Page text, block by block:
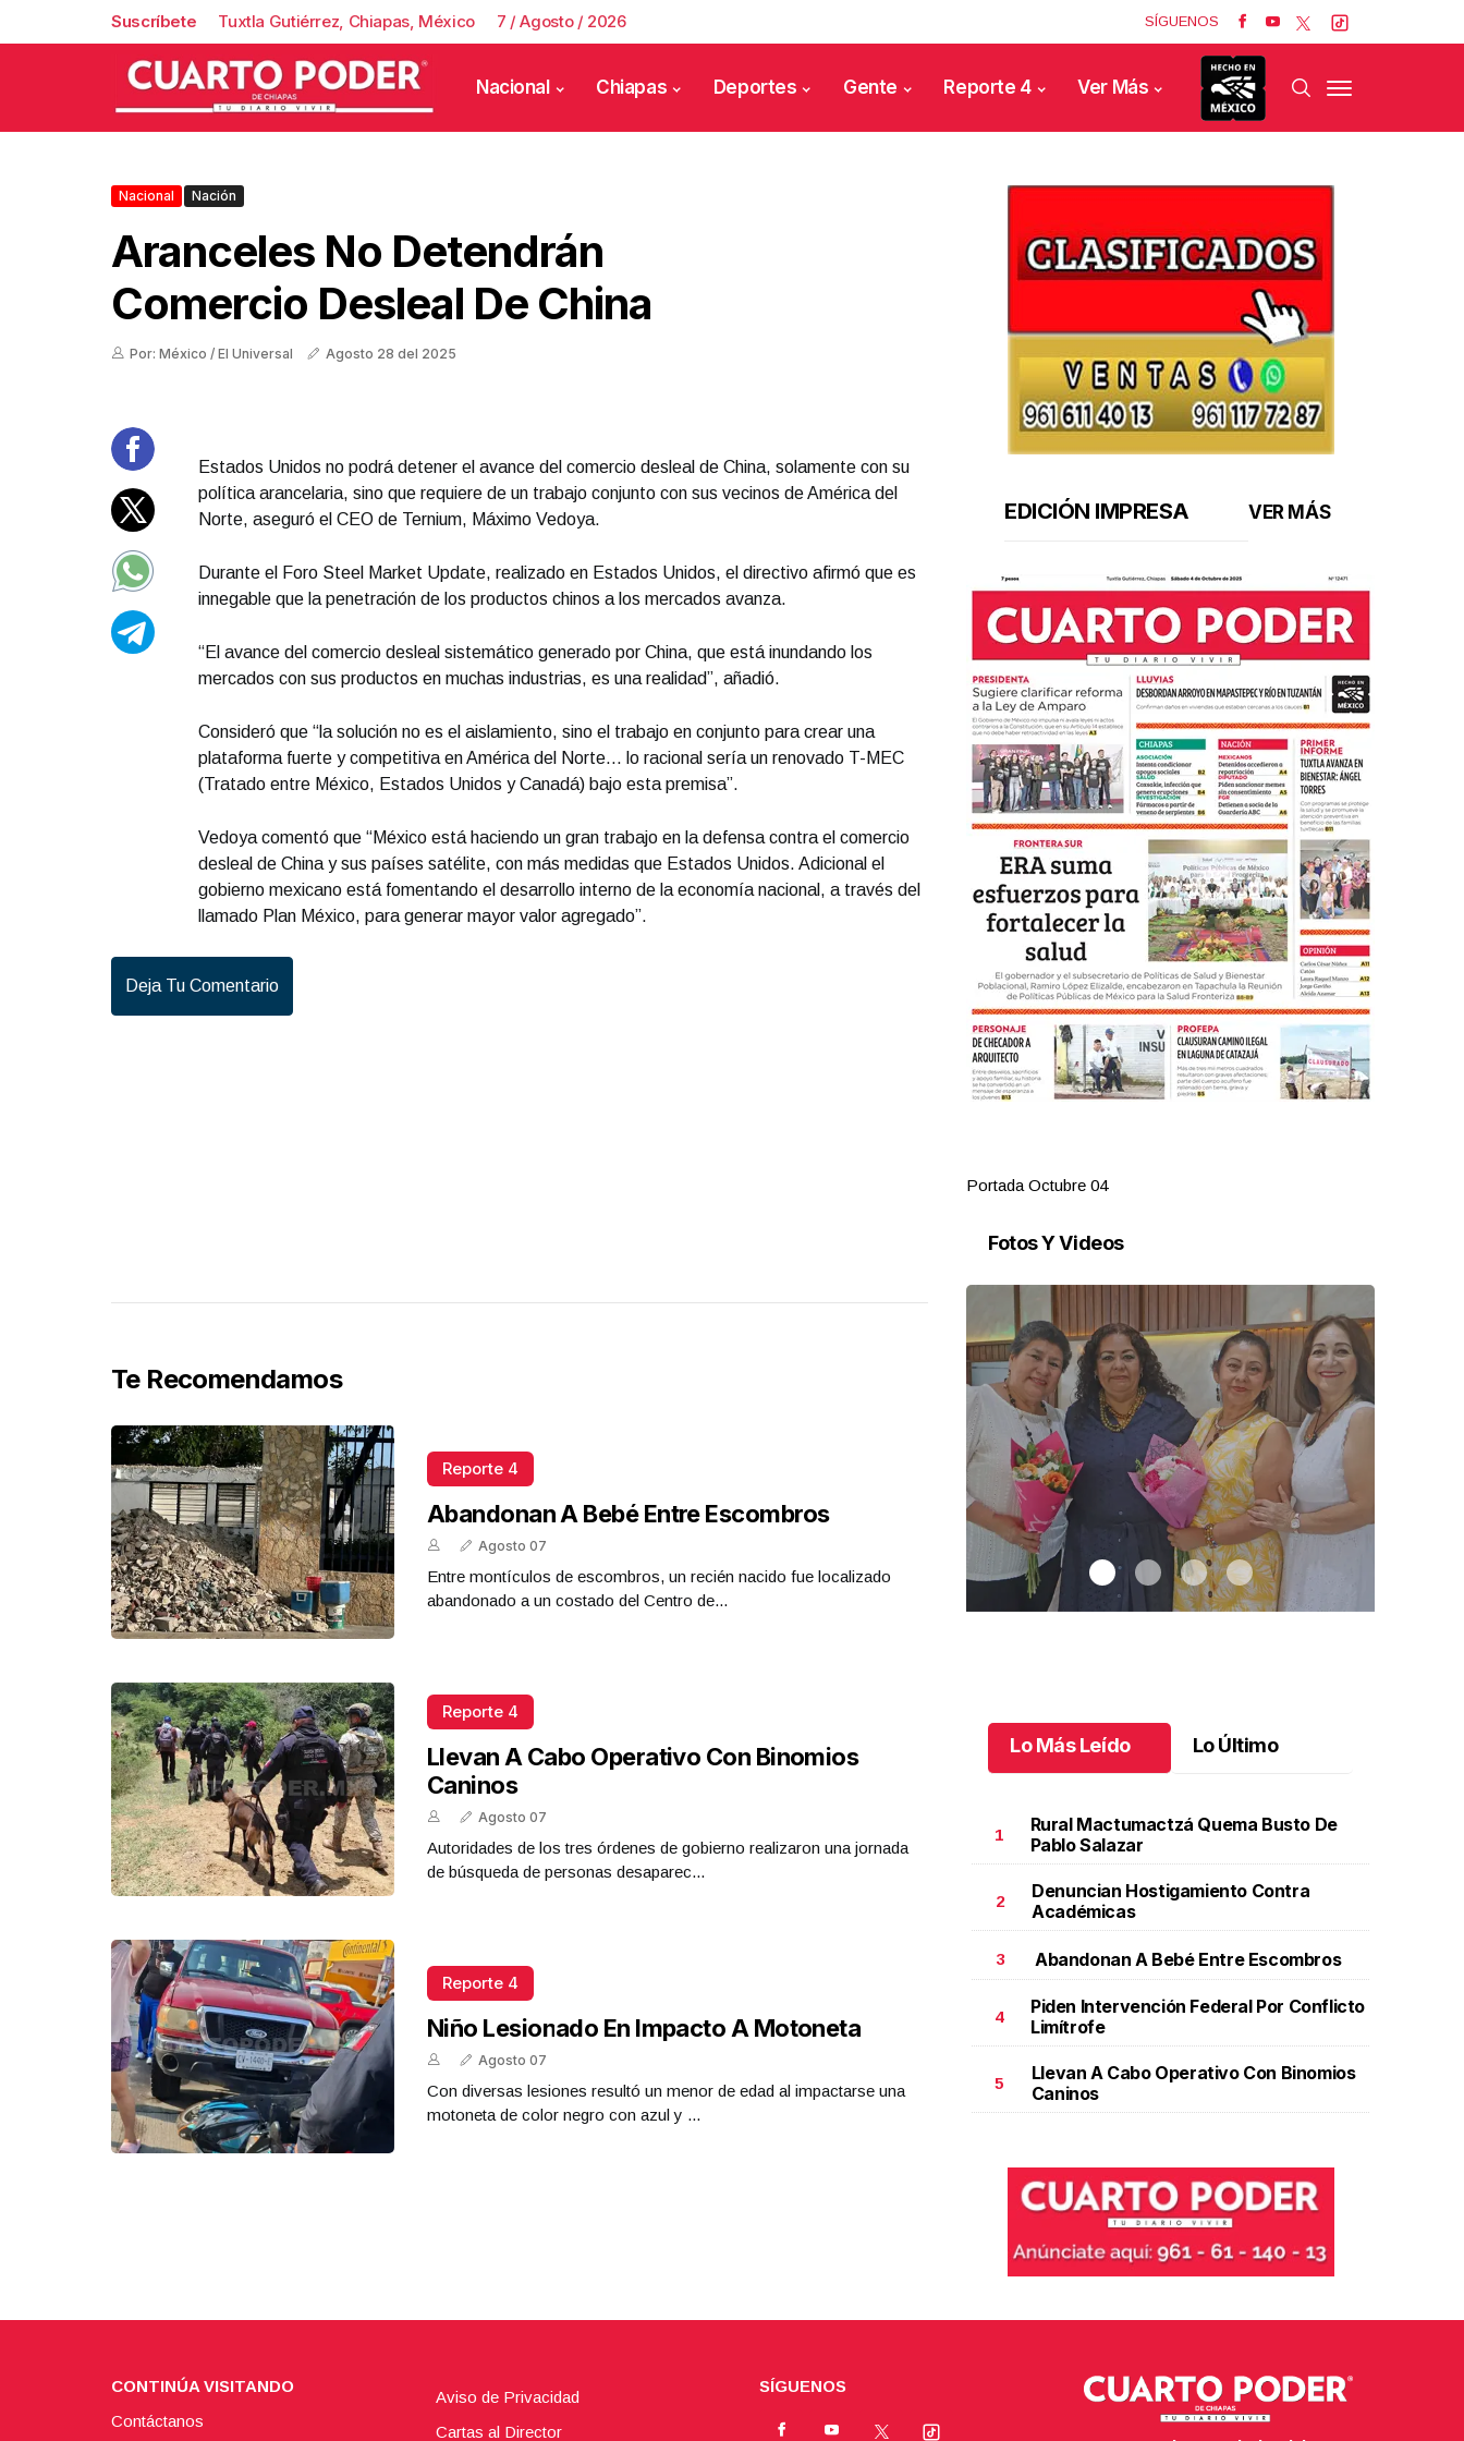
Suscríbete Tuxtla Gutiérrez, Chiapas, México 7 / Agosto / 2026 SÍGUENOS
Nacional Chiapas Deportes Gente Reporte 4 Ver Más
Nacional Nación
Aranceles No Detendrán
Comercio Desleal De China
Por: México / El Universal Agosto 28 del 2025
Estados Unidos no podrá detener el avance del comercio desleal de China, solamente con su
política arancelaria, sino que requiere de un trabajo conjunto con sus vecinos de América del
Norte, aseguró el CEO de Ternium, Máximo Vedoya.
Durante el Foro Steel Market Update, realizado en Estados Unidos, el directivo afirmó que es
innegable que la penetración de los productos chinos a los mercados avanza.
“El avance del comercio desleal sistemático generado por China, que está inundando los
mercados con sus productos en muchas industrias, es una realidad”, añadió.
Consideró que “la solución no es el aislamiento, sino el trabajo en conjunto para crear una
plataforma fuerte y competitiva en América del Norte... lo racional sería un renovado T-MEC
(Tratado entre México, Estados Unidos y Canadá) bajo esta premisa”.
Vedoya comentó que “México está haciendo un gran trabajo en la defensa contra el comercio
desleal de China y sus países satélite, con más medidas que Estados Unidos. Adicional el
gobierno mexicano está fomentando el desarrollo interno de la economía nacional, a través del
llamado Plan México, para generar mayor valor agregado”.
Deja Tu Comentario
Te Recomendamos
Reporte 4
Abandonan A Bebé Entre Escombros
Agosto 07
Entre montículos de escombros, un recién nacido fue localizado
abandonado a un costado del Centro de...
Reporte 4
Llevan A Cabo Operativo Con Binomios
Caninos
Agosto 07
Autoridades de los tres órdenes de gobierno realizaron una jornada
de búsqueda de personas desaparec...
Reporte 4
Niño Lesionado En Impacto A Motoneta
Agosto 07
Con diversas lesiones resultó un menor de edad al impactarse una
motoneta de color negro con azul y ...
EDICIÓN IMPRESA VER MÁS
Portada Octubre 04
Fotos Y Videos
Una emotiva jubilación en educación especial.Una
emotiva jubilación en educación especial
Lo Más Leído Lo Último
1
Rural Mactumactzá Quema Busto De
Pablo Salazar
2
Denuncian Hostigamiento Contra
Académicas
3 Abandonan A Bebé Entre Escombros
4
Piden Intervención Federal Por Conflicto
Limítrofe
5
Llevan A Cabo Operativo Con Binomios
Caninos
CONTINÚA VISITANDO
Contáctanos
Aviso de Privacidad
Cartas al Director
SÍGUENOS